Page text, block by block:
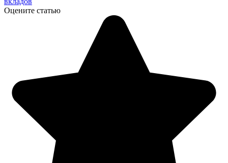
Оцените статью